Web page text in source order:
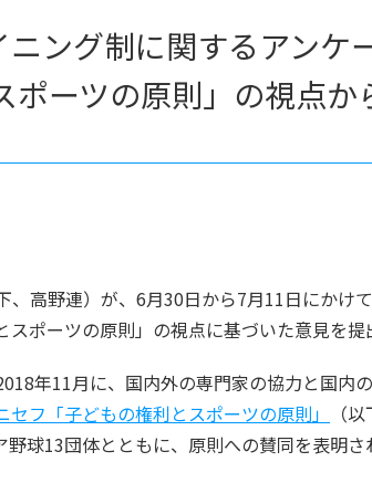
ング制に関するアンケ
ポーツの原則」の視点か
高野連）が、6月30日から7月11日にかけて
ポーツの原則」の視点に基づいた意見を提
年11月に、国内外の専門家の協力と国内
セフ「子どもの権利とスポーツの原則」
（
球13団体とともに、原則への賛同を表明さ